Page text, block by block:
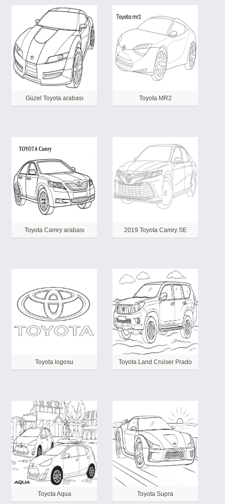
Güzel Toyota arabası Toyota MR2
Toyota Camry arabası 2019 Toyota Camry SE
Toyota logosu Toyota Land Cruiser Prado
Toyota Aqua Toyota Supra